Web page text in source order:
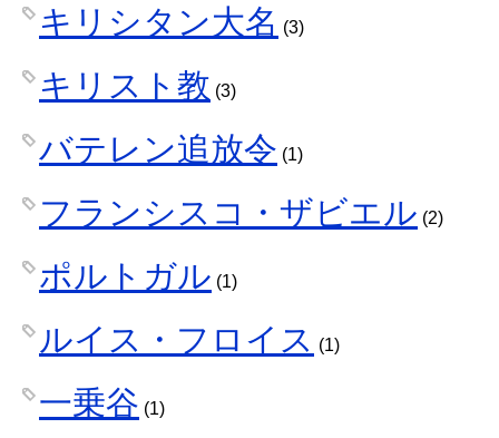
キリシタン大名 (3)
キリスト教 (3)
バテレン追放令 (1)
フランシスコ・ザビエル (2)
ポルトガル (1)
ルイス・フロイス (1)
一乗谷 (1)